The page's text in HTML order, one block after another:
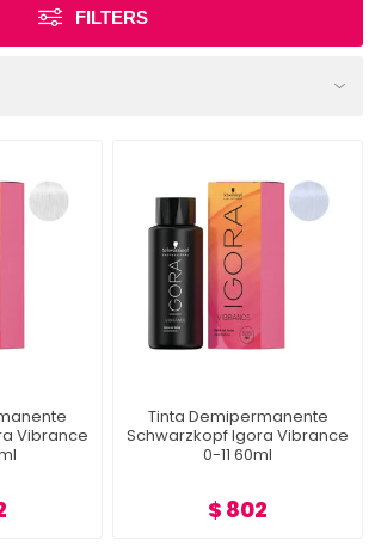
FILTERS
Vibrance
Tinta Demipermanente
Schwarzkopf Igora Vibrance
0-11 60ml
$ 802